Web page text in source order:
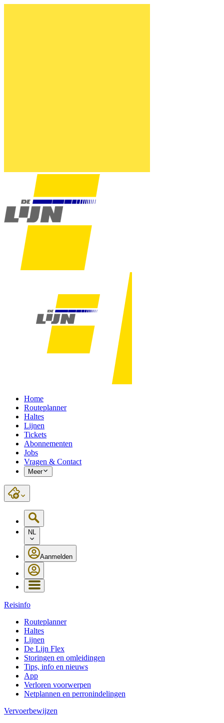
Home
Routeplanner
Haltes
Lijnen
Tickets
Abonnementen
Jobs
Vragen & Contact
Meer
NL
Aanmelden
Reisinfo
Routeplanner
Haltes
Lijnen
De Lijn Flex
Storingen en omleidingen
Tips, info en nieuws
App
Verloren voorwerpen
Netplannen en perronindelingen
Vervoerbewijzen